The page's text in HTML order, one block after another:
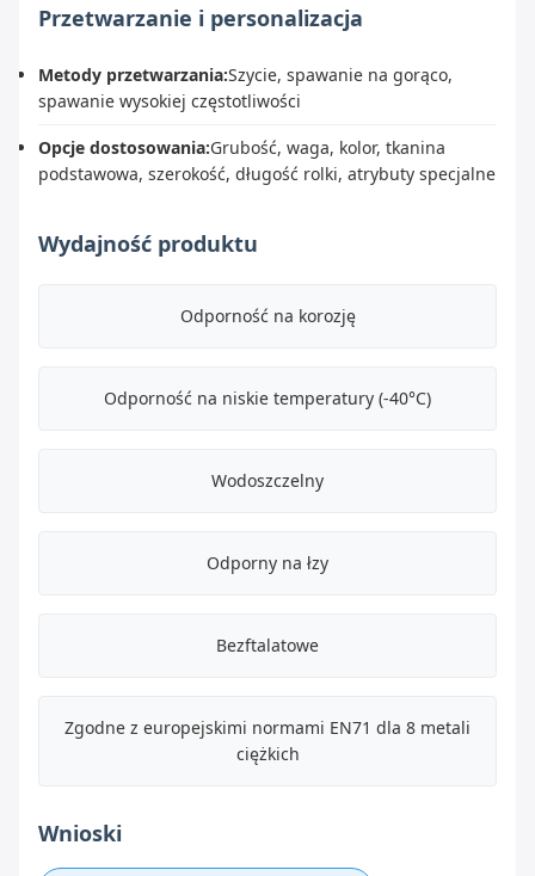
Przetwarzanie i personalizacja
Metody przetwarzania:Szycie, spawanie na gorąco,
spawanie wysokiej częstotliwości
Opcje dostosowania:Grubość, waga, kolor, tkanina
podstawowa, szerokość, długość rolki, atrybuty specjalne
Wydajność produktu
Odporność na korozję
Odporność na niskie temperatury (-40°C)
Wodoszczelny
Odporny na łzy
Bezftalatowe
Zgodne z europejskimi normami EN71 dla 8 metali
ciężkich
Wnioski